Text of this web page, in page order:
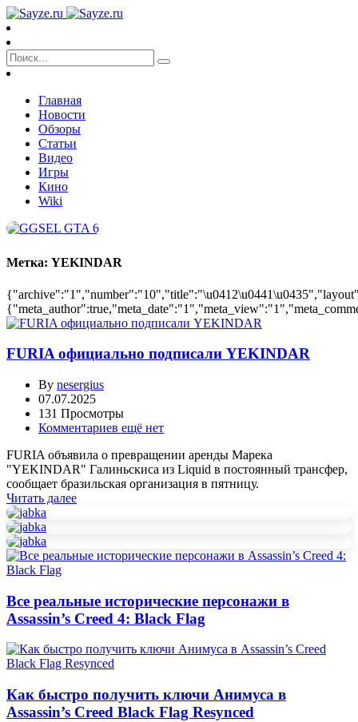
Главная
Новости
Обзоры
Статьи
Видео
Игры
Кино
Wiki
Метка: YEKINDAR
FURIA официально подписали YEKINDAR
By nesergius
07.07.2025
131 Просмотры
Комментариев ещё нет
FURIA объявила о превращении аренды Марека
"⁠YEKINDAR⁠" Галиньскиса из Liquid в постоянный трансфер,
сообщает бразильская организация в пятницу.
Читать далее
Все реальные исторические персонажи в
Assassin’s Creed 4: Black Flag
Как быстро получить ключи Анимуса в
Assassin’s Creed Black Flag Resynced